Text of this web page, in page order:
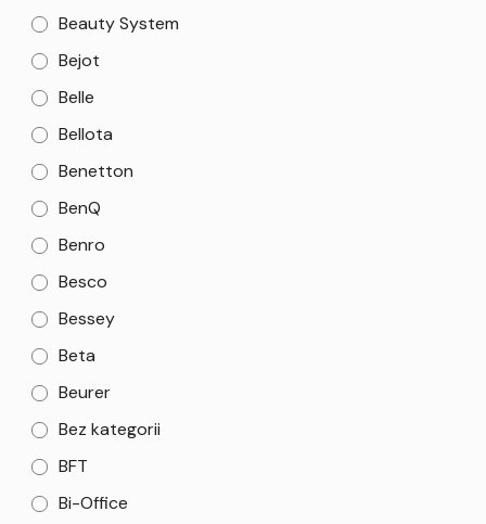
Beauty System
Bejot
Belle
Bellota
Benetton
BenQ
Benro
Besco
Bessey
Beta
Beurer
Bez kategorii
BFT
Bi-Office